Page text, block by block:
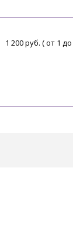
1 200 руб. ( от 1